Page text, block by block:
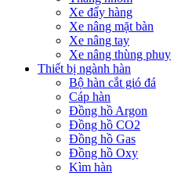
Xe đẩy hàng
Xe nâng mặt bàn
Xe nâng tay
Xe nâng thùng phuy
Thiết bị ngành hàn
Bộ hàn cắt gió đá
Cáp hàn
Đồng hồ Argon
Đồng hồ CO2
Đồng hồ Gas
Đồng hồ Oxy
Kìm hàn